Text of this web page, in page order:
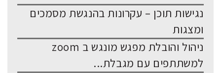
נגישות תוכן – עקרונות בהנגשת מסמכים
ומצגות
ניהול והובלת מפגש מונגש ב zoom
למשתתפים עם מגבלת...